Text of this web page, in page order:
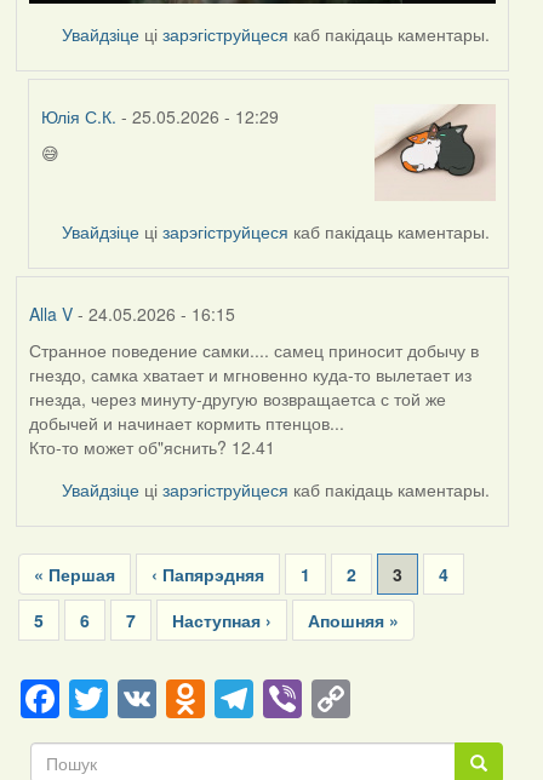
Увайдзіце цізарэгіструйцеся каб пакідаць каментары.
Юлія С.К. - 25.05.2026 - 12:29
In
nasta
😅
Увайдзіце цізарэгіструйцеся каб пакідаць каментары.
Alla V- 24.05.2026 - 16:15
Странное поведение самки.... самец приносит добычу в
гнездо, самка хватает и мгновенно куда-то вылетает из
гнезда, через минуту-другую возвращаетса с той же
добычей и начинает кормить птенцов...
Кто-то может об"яснить? 12.41
Увайдзіце цізарэгіструйцеся каб пакідаць каментары.
Pagination
First
page
« Першая
Previous
page
‹ Папярэдняя Page
1 Page
2
Current
page
3 Page
4
Page
5 Page
6 Page
7
Next
page
Наступная ›
Last
page
Апошняя »
Facebook
Twitter
VKOdnoklassniki
Telegram
ViberCopy
Link Пошук
Пошук